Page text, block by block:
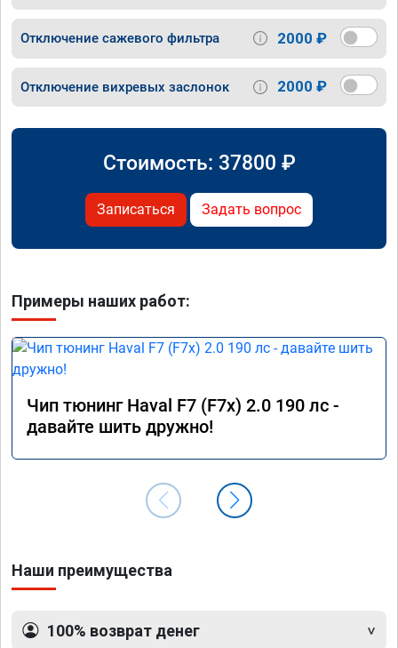
Отключение сажевого фильтра 2000 ₽
Отключение вихревых заслонок 2000 ₽
Стоимость: 37800 ₽
Записаться Задать вопрос
Примеры наших работ:
Чип тюнинг Haval F7 (F7x) 2.0 190 лс -
давайте шить дружно!
Наши преимущества
100% возврат денег